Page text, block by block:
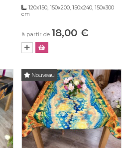
120x150, 150x200, 150x240, 150x300
cm
à partir de 18,00 €
Nouveau